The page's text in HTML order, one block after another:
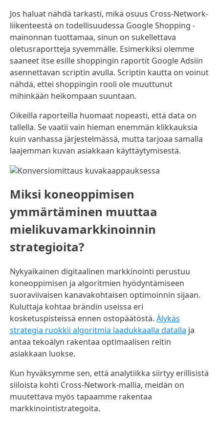
Jos haluat nähdä tarkasti, mikä osuus Cross-Network-
liikenteestä on todellisuudessa Google Shopping -
mainonnan tuottamaa, sinun on sukellettava
oletusraportteja syvemmälle. Esimerkiksi olemme
saaneet itse esille shoppingin raportit Google Adsiin
asennettavan scriptin avulla. Scriptin kautta on voinut
nähdä, ettei shoppingin rooli ole muuttunut
mihinkään heikompaan suuntaan.
Oikeilla raporteilla huomaat nopeasti, että data on
tallella. Se vaatii vain hieman enemmän klikkauksia
kuin vanhassa järjestelmässä, mutta tarjoaa samalla
laajemman kuvan asiakkaan käyttäytymisestä.
Miksi koneoppimisen
ymmärtäminen muuttaa
mielikuvamarkkinoinnin
strategioita?
Nykyaikainen digitaalinen markkinointi perustuu
koneoppimisen ja algoritmien hyödyntämiseen
suoraviivaisen kanavakohtaisen optimoinnin sijaan.
Kuluttaja kohtaa brändin useissa eri
kosketuspisteissä ennen ostopäätöstä. Älykäs
strategia ruokkii algoritmia laadukkaalla datalla ja
antaa tekoälyn rakentaa optimaalisen reitin
asiakkaan luokse.
Kun hyväksymme sen, että analytiikka siirtyy erillisistä
siiloista kohti Cross-Network-mallia, meidän on
muutettava myös tapaamme rakentaa
markkinointistrategoita.